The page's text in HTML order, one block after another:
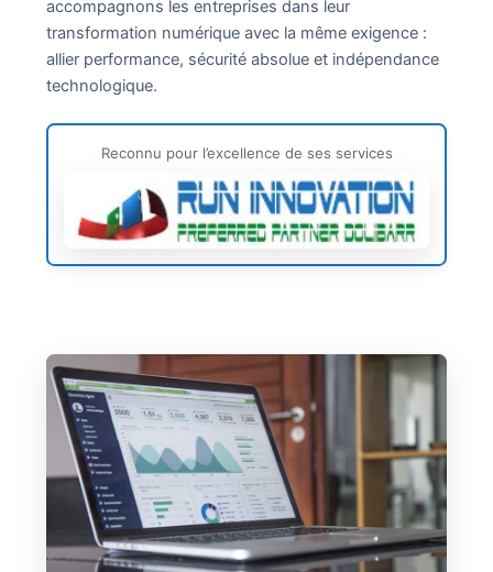
accompagnons les entreprises dans leur
transformation numérique avec la même exigence :
allier performance, sécurité absolue et indépendance
technologique.
Reconnu pour l’excellence de ses services